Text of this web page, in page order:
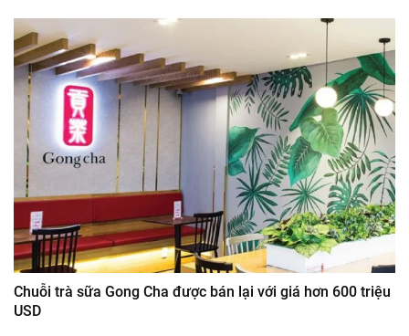
Chuỗi trà sữa Gong Cha được bán lại với giá hơn 600 triệu
USD